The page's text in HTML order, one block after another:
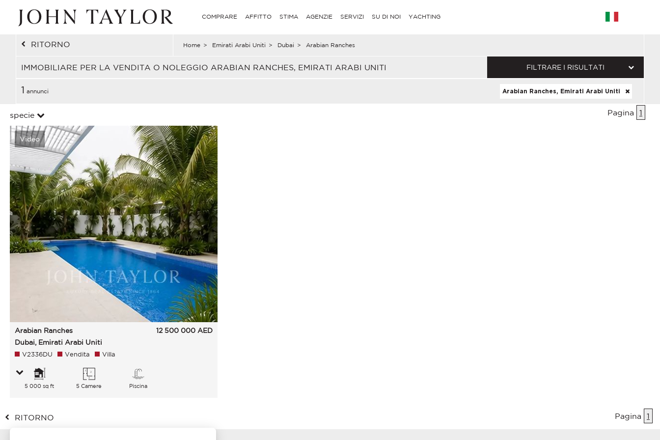
COMPRARE AFFITTO STIMA AGENZIE SERVIZI SU DI NOI YACHTING
RITORNO Home > Emirati Arabi Uniti > Dubai > Arabian Ranches
IMMOBILIARE PER LA VENDITA O NOLEGGIO ARABIAN RANCHES, EMIRATI ARABI UNITI FILTRARE I RISULTATI
1 annunci Arabian Ranches, Emirati Arabi Uniti
specie Pagina 1
Video
Arabian Ranches
Dubai, Emirati Arabi Uniti
12 500 000 AED
V2336DU Vendita Villa
5 000 sq ft 5 Camere Piscina
RITORNO Pagina 1